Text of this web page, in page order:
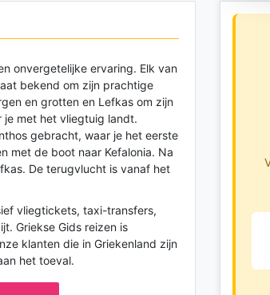
onvergetelijke ervaring. Elk van
bekend om zijn prachtige
en grotten en Lefkas om zijn
met het vliegtuig landt.
gebracht, waar je het eerste
met de boot naar Kefalonia. Na
De terugvlucht is vanaf het
vliegtickets, taxi-transfers,
Griekse Gids reizen is
klanten die in Griekenland zijn
het toeval.